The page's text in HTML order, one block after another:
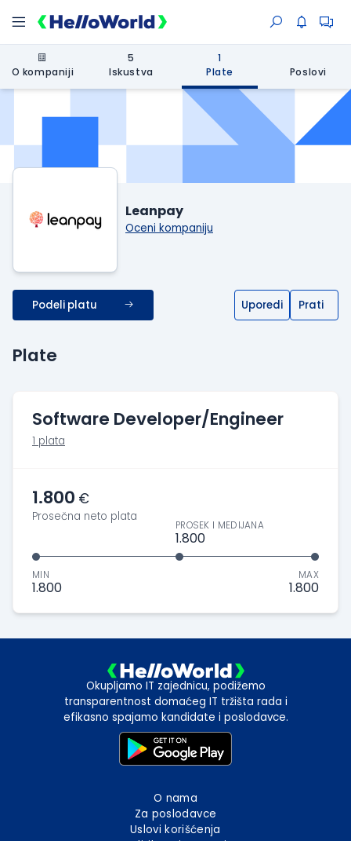
O kompaniji
5
Iskustva
1
Plate
Poslovi
Leanpay
Oceni kompaniju
Podeli platu Uporedi Prati
Plate
Software Developer/Engineer
1 plata
1.800 €
Prosečna neto plata
MIN
1.800
PROSEK I MEDIJANA
1.800
MAX
1.800
Okupljamo IT zajednicu, podižemo
transparentnost domaćeg IT tržišta rada i
efikasno spajamo kandidate i poslodavce.
O nama
Za poslodavce
Uslovi korišćenja